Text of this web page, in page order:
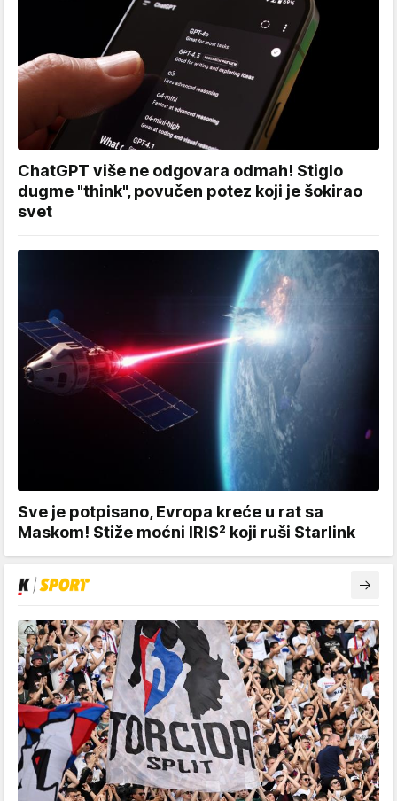
ChatGPT više ne odgovara odmah! Stiglo
dugme "think", povučen potez koji je šokirao
svet
Sve je potpisano, Evropa kreće u rat sa
Maskom! Stiže moćni IRIS² koji ruši Starlink